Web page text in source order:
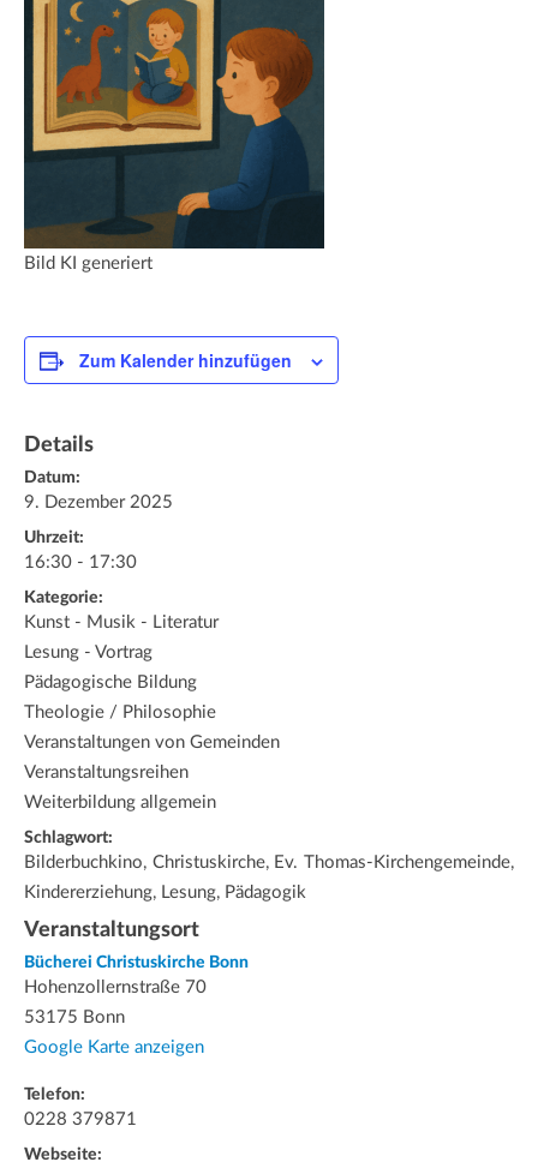
Bild KI generiert
Zum Kalender hinzufügen
Details
Datum:
9. Dezember 2025
Uhrzeit:
16:30 - 17:30
Kategorie:
Kunst - Musik - Literatur
Lesung - Vortrag
Pädagogische Bildung
Theologie / Philosophie
Veranstaltungen von Gemeinden
Veranstaltungsreihen
Weiterbildung allgemein
Schlagwort:
Bilderbuchkino, Christuskirche, Ev. Thomas-Kirchengemeinde,
Kindererziehung, Lesung, Pädagogik
Veranstaltungsort
Bücherei Christuskirche Bonn
Hohenzollernstraße 70
53175 Bonn
Google Karte anzeigen
Telefon:
0228 379871
Webseite: